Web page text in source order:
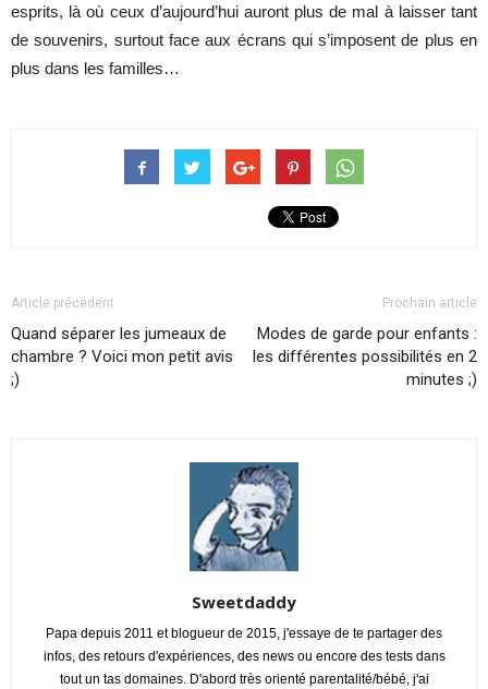
esprits, là où ceux d’aujourd’hui auront plus de mal à laisser tant
de souvenirs, surtout face aux écrans qui s’imposent de plus en
plus dans les familles…
Article précédent
Quand séparer les jumeaux de
chambre ? Voici mon petit avis
;)
Prochain article
Modes de garde pour enfants :
les différentes possibilités en 2
minutes ;)
Sweetdaddy
Papa depuis 2011 et blogueur de 2015, j'essaye de te partager des
infos, des retours d'expériences, des news ou encore des tests dans
tout un tas domaines. D'abord très orienté parentalité/bébé, j'ai